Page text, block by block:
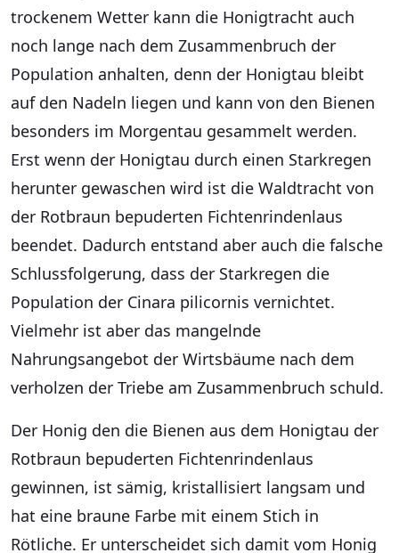
trockenem Wetter kann die Honigtracht auch
noch lange nach dem Zusammenbruch der
Population anhalten, denn der Honigtau bleibt
auf den Nadeln liegen und kann von den Bienen
besonders im Morgentau gesammelt werden.
Erst wenn der Honigtau durch einen Starkregen
herunter gewaschen wird ist die Waldtracht von
der Rotbraun bepuderten Fichtenrindenlaus
beendet. Dadurch entstand aber auch die falsche
Schlussfolgerung, dass der Starkregen die
Population der Cinara pilicornis vernichtet.
Vielmehr ist aber das mangelnde
Nahrungsangebot der Wirtsbäume nach dem
verholzen der Triebe am Zusammenbruch schuld.
Der Honig den die Bienen aus dem Honigtau der
Rotbraun bepuderten Fichtenrindenlaus
gewinnen, ist sämig, kristallisiert langsam und
hat eine braune Farbe mit einem Stich in
Rötliche. Er unterscheidet sich damit vom Honig